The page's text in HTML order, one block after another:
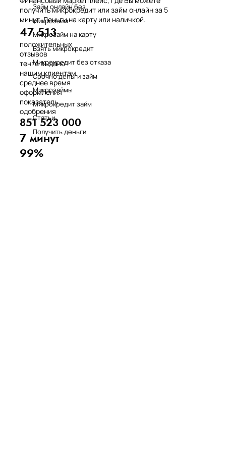
Займ онлайн без
Микрозайм
Микрозайм на карту
Взять микрокредит
Микрокредит без отказа
Срочно деньги займ
Микрозаймы
Микрокредит займ
Статьи
Получить деньги
получить микрокредит или займ онлайн за 5
минут. Деньги на карту или наличкой.
47 513
положительных
отзывов
тенге выдано
нашим клиентам
среднее время
оформления
показатель
одобрения
851 523 000
7 минут
99%